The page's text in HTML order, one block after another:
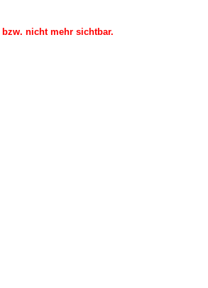
nicht mehr sichtbar.